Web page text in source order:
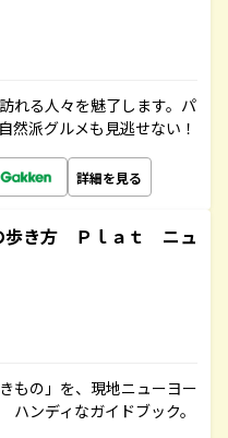
れる人々を魅了します。パ
然派グルメも見逃せない！
詳細を見る
歩き方 Ｐｌａｔ ニュ
もの」を、現地ニューヨー
ンディなガイドブック。